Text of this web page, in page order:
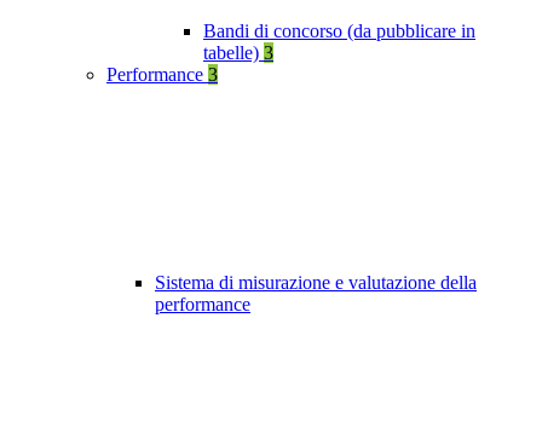
Bandi di concorso (da pubblicare in
tabelle) 3
Performance 3
Sistema di misurazione e valutazione della
performance